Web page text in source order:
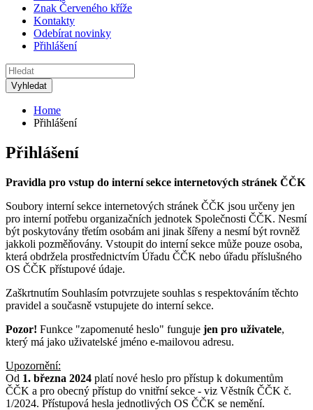
Znak Červeného kříže
Kontakty
Odebírat novinky
Přihlášení
Home
Přihlášení
Přihlášení
Pravidla pro vstup do interní sekce internetových stránek ČČK
Soubory interní sekce internetových stránek ČČK jsou určeny jen
pro interní potřebu organizačních jednotek Společnosti ČČK. Nesmí
být poskytovány třetím osobám ani jinak šířeny a nesmí být rovněž
jakkoli pozměňovány. Vstoupit do interní sekce může pouze osoba,
která obdržela prostřednictvím Úřadu ČČK nebo úřadu příslušného
OS ČČK přístupové údaje.
Zaškrtnutím Souhlasím potvrzujete souhlas s respektováním těchto
pravidel a současně vstupujete do interní sekce.
Pozor! Funkce "zapomenuté heslo" funguje jen pro uživatele,
který má jako uživatelské jméno e-mailovou adresu.
Upozornění:
Od 1. března 2024 platí nové heslo pro přístup k dokumentům
ČČK a pro obecný přístup do vnitřní sekce - viz Věstník ČČK č.
1/2024. Přístupová hesla jednotlivých OS ČČK se nemění.